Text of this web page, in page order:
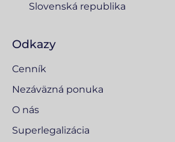
Slovenská republika
Odkazy
Cenník
Nezáväzná ponuka
O nás
Superlegalizácia